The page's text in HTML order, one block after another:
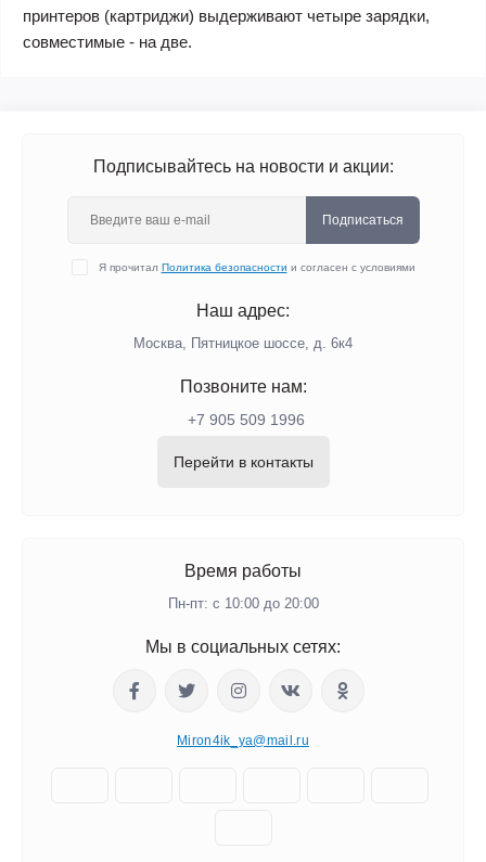
принтеров (картриджи) выдерживают четыре зарядки,
совместимые - на две.
Подписывайтесь на новости и акции:
Подписаться
Я прочитал Политика безопасности и согласен с условиями
Наш адрес:
Москва, Пятницкое шоссе, д. 6к4
Позвоните нам:
+7 905 509 1996
Перейти в контакты
Время работы
Пн-пт: с 10:00 до 20:00
Мы в социальных сетях:
Miron4ik_ya@mail.ru